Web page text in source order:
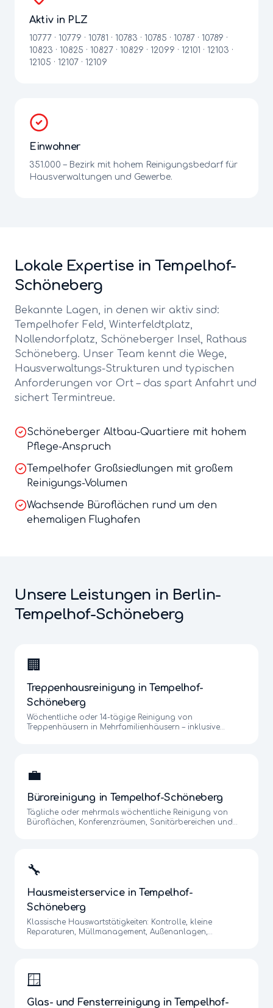
Aktiv in PLZ
10777 · 10779 · 10781 · 10783 · 10785 · 10787 · 10789 ·
10823 · 10825 · 10827 · 10829 · 12099 · 12101 · 12103 ·
12105 · 12107 · 12109
Einwohner
351.000 – Bezirk mit hohem Reinigungsbedarf für
Hausverwaltungen und Gewerbe.
Lokale Expertise inTempelhof-
Schöneberg
Bekannte Lagen, in denen wir aktiv sind:
Tempelhofer Feld, Winterfeldtplatz,
Nollendorfplatz, Schöneberger Insel, Rathaus
Schöneberg. Unser Team kennt die Wege,
Hausverwaltungs-Strukturen und typischen
Anforderungen vor Ort – das spart Anfahrt und
sichert Termintreue.
Schöneberger Altbau-Quartiere mit hohem
Pflege-Anspruch
Tempelhofer Großsiedlungen mit großem
Reinigungs-Volumen
Wachsende Büroflächen rund um den
ehemaligen Flughafen
Unsere Leistungen in Berlin-
Tempelhof-Schöneberg
🏢
Treppenhausreinigung inTempelhof-
Schöneberg
Wöchentliche oder 14-tägige Reinigung von
Treppenhäusern in Mehrfamilienhäusern – inklusive
💼
Büroreinigung in Tempelhof-Schöneberg
Tägliche oder mehrmals wöchentliche Reinigung von
Büroflächen, Konferenzräumen, Sanitärbereichen und
🔧
Hausmeisterservicein Tempelhof-
Schöneberg
Klassische Hauswartstätigkeiten: Kontrolle, kleine
Reparaturen, Müllmanagement, Außenanlagen,
🪟
Glas- und Fensterreinigung inTempelhof-